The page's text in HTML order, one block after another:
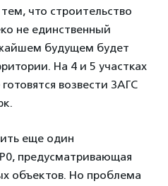
что строительство
не единственный
будущем будет
На 4 и 5 участках
возвести ЗАГС
еще один
предусматривающая
объектов. Но проблема